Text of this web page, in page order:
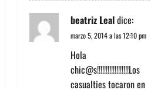
beatriz Lealdice:
marzo 5, 2014 a las 12:10 pm
Hola
chic@s!!!!!!!!!!!!!!!!!!Los
casualties tocaron en